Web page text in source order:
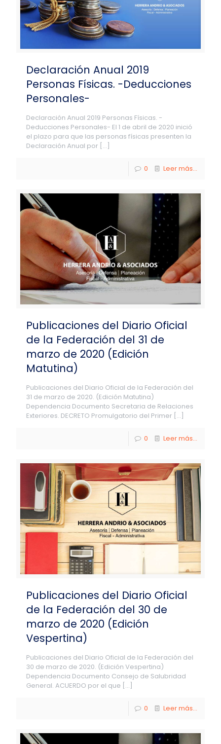
Declaración Anual 2019
Personas Físicas. -Deducciones
Personales-
Declaración Anual 2019 Personas Físicas. -
Deducciones Personales- El 1 de abril de 2020 inició
el plazo para que las personas físicas presenten la
Declaración Anual por […]
0 Leer más...
Publicaciones del Diario Oficial
de la Federación del 31 de
marzo de 2020 (Edición
Matutina)
Publicaciones del Diario Oficial de la Federación del
31 de marzo de 2020. (Edición Matutina)
Dependencia Documento Secretaria de Relaciones
Exteriores. DECRETO Promulgatorio del Primer […]
0 Leer más...
Publicaciones del Diario Oficial
de la Federación del 30 de
marzo de 2020 (Edición
Vespertina)
Publicaciones del Diario Oficial de la Federación del
30 de marzo de 2020. (Edición Vespertina)
Dependencia Documento Consejo de Salubridad
General. ACUERDO por el que […]
0 Leer más...